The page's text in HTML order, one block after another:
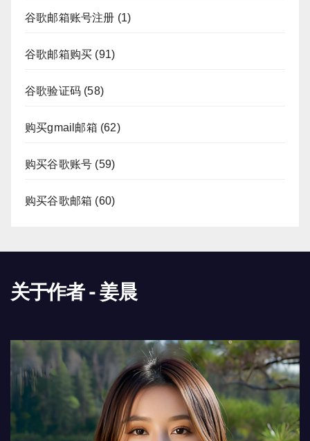
谷歌邮箱账号注册 (1)
谷歌邮箱购买 (91)
谷歌验证码 (58)
购买gmail邮箱 (62)
购买谷歌账号 (59)
购买谷歌邮箱 (60)
关于作者 - 姜晨